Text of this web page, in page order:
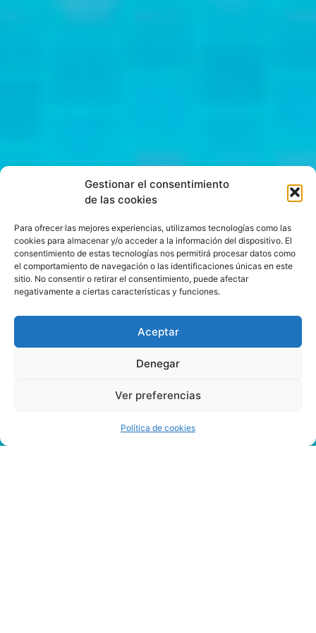
Gestionar el consentimiento
de las cookies
Para ofrecer las mejores experiencias, utilizamos tecnologías como las
cookies para almacenar y/o acceder a la información del dispositivo. El
consentimiento de estas tecnologías nos permitirá procesar datos como
el comportamiento de navegación o las identificaciones únicas en este
sitio. No consentir o retirar el consentimiento, puede afectar
negativamente a ciertas características y funciones.
Aceptar
Denegar
Ver preferencias
Política de cookies